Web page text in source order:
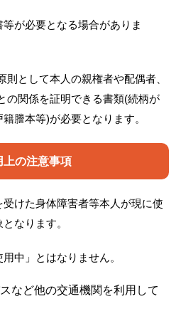
等が必要となる場合がありま
則として本人の親権者や配偶者、
の関係を証明できる書類(続柄が
謄本等)が必要となります。
上の注意事項
けた身体障害者等本人が現に使
なります。
中」とはなりません。
など他の交通機関を利用して